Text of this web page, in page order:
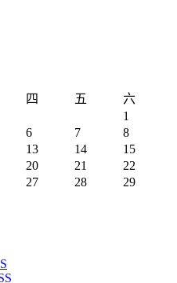
四 五
六
1
6 7
8
13 14
15
20 21
22
27 28
29